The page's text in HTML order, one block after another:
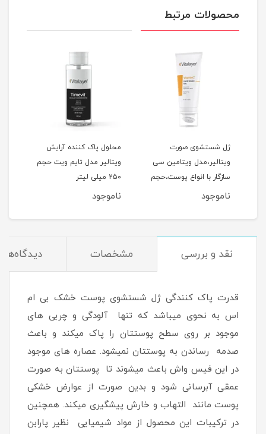
محصولات مرتبط
ژل شستشوی صورت
ویتالیر،مدل ویتامین سی
سازگار با انواع پوست،حجم
200 میلی‌لیتر
ناموجود
محلول پاک کننده آرایش
ویتالیر مدل تایم ویت حجم
250 میلی لیتر
ناموجود
نقد و بررسی مشخصات دیدگاه‌ها
قدرت پاک کنندگی ژل شستشوی پوست خشک بی ام
اس به نحوی میباشد که تنها آلودگی و چربی های
موجود بر روی سطح پوستتان را پاک میکند و باعث
صدمه رساندن به پوستتان نمیشود. عصاره های موجود
در این فیس واش باعث میشوند تا پوستتان به صورت
عمقی آبرسانی شود و بدین صورت از عوارض خشکی
پوست مانند التهاب و خارش پیشگیری میکند. همچنین
در ترکیبات این محصول از مواد شیمیایی نظیر پارابن